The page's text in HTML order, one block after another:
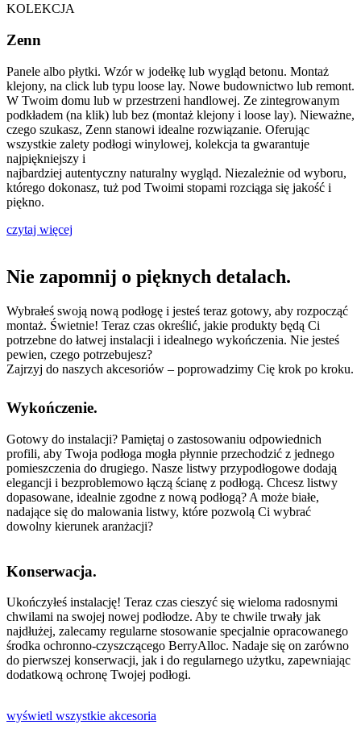
KOLEKCJA
Zenn
Panele albo płytki. Wzór w jodełkę lub wygląd betonu. Montaż
klejony, na click lub typu loose lay. Nowe budownictwo lub remont.
W Twoim domu lub w przestrzeni handlowej. Ze zintegrowanym
podkładem (na klik) lub bez (montaż klejony i loose lay). Nieważne,
czego szukasz, Zenn stanowi idealne rozwiązanie. Oferując
wszystkie zalety podłogi winylowej, kolekcja ta gwarantuje
najpiękniejszy i
najbardziej autentyczny naturalny wygląd. Niezależnie od wyboru,
którego dokonasz, tuż pod Twoimi stopami rozciąga się jakość i
piękno.
czytaj więcej
Nie zapomnij o pięknych detalach.
Wybrałeś swoją nową podłogę i jesteś teraz gotowy, aby rozpocząć
montaż. Świetnie! Teraz czas określić, jakie produkty będą Ci
potrzebne do łatwej instalacji i idealnego wykończenia. Nie jesteś
pewien, czego potrzebujesz?
Zajrzyj do naszych akcesoriów – poprowadzimy Cię krok po kroku.
Wykończenie.
Gotowy do instalacji? Pamiętaj o zastosowaniu odpowiednich
profili, aby Twoja podłoga mogła płynnie przechodzić z jednego
pomieszczenia do drugiego. Nasze listwy przypodłogowe dodają
elegancji i bezproblemowo łączą ścianę z podłogą. Chcesz listwy
dopasowane, idealnie zgodne z nową podłogą? A może białe,
nadające się do malowania listwy, które pozwolą Ci wybrać
dowolny kierunek aranżacji?
Konserwacja.
Ukończyłeś instalację! Teraz czas cieszyć się wieloma radosnymi
chwilami na swojej nowej podłodze. Aby te chwile trwały jak
najdłużej, zalecamy regularne stosowanie specjalnie opracowanego
środka ochronno-czyszczącego BerryAlloc. Nadaje się on zarówno
do pierwszej konserwacji, jak i do regularnego użytku, zapewniając
dodatkową ochronę Twojej podłogi.
wyświetl wszystkie akcesoria